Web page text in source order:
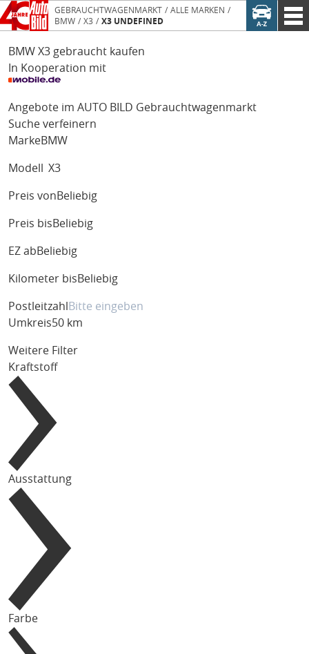
GEBRAUCHTWAGENMARKT
ALLE MARKEN
BMW
X3 X3 UNDEFINED
BMW X3 gebraucht kaufen
In Kooperation mit
Angebote im AUTO BILD Gebrauchtwagenmarkt
Suche verfeinern
MarkeBMW
Modell X3
Preis von Beliebig
Preis bis Beliebig
EZ ab Beliebig
Kilometer bis Beliebig
Postleitzahl
Umkreis50 km
Weitere Filter
Kraftstoff
Ausstattung
Farbe